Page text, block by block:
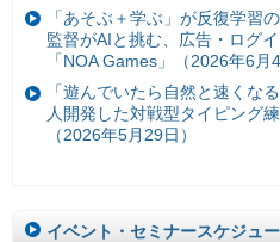
「あそぶ＋学ぶ」が反復学習
監督がAIと挑む、広告・ログ
「NOA Games」（2026年6月4
「遊んでいたら自然と速くな
人開発した対戦型タイピング
（2026年5月29日）
イベント・セミナースケジュ